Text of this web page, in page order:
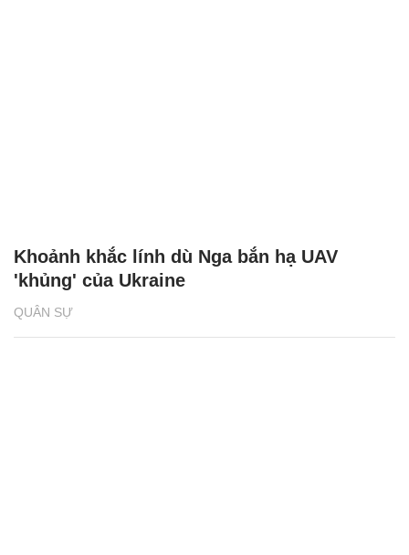
QUÂN SỰ
Khoảnh khắc lính dù Nga bắn hạ UAV
'khủng' của Ukraine